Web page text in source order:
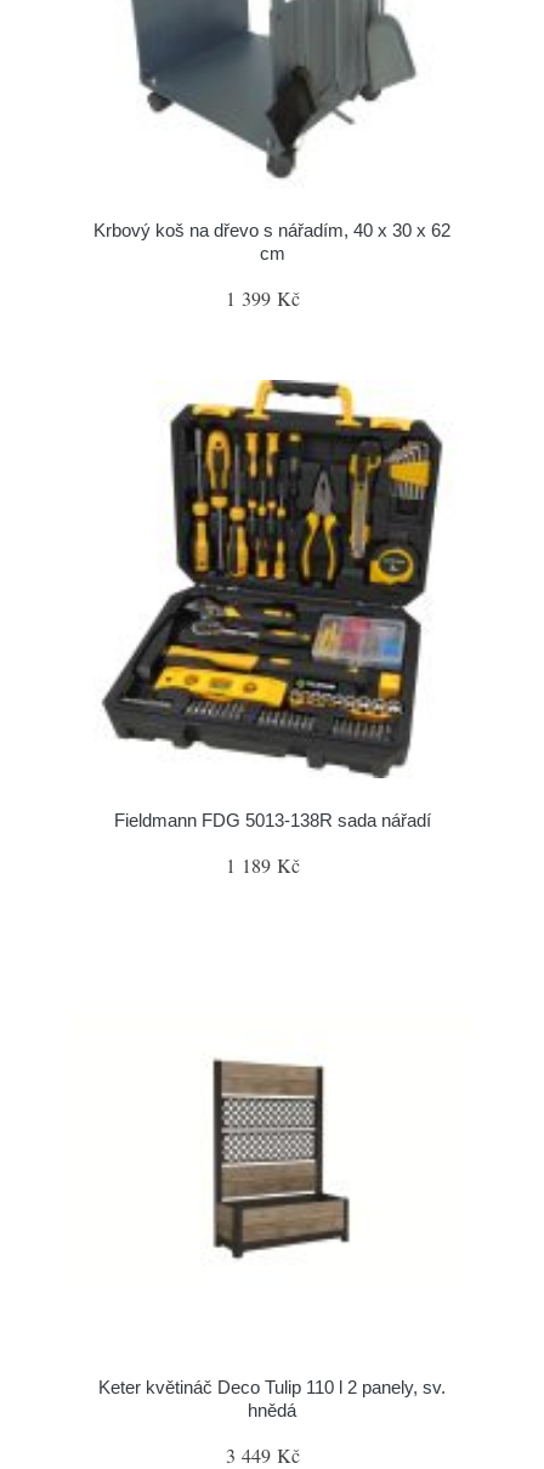
Krbový koš na dřevo s nářadím, 40 x 30 x 62
cm
1 399 Kč
Fieldmann FDG 5013-138R sada nářadí
1 189 Kč
Keter květináč Deco Tulip 110 l 2 panely, sv.
hnědá
3 449 Kč